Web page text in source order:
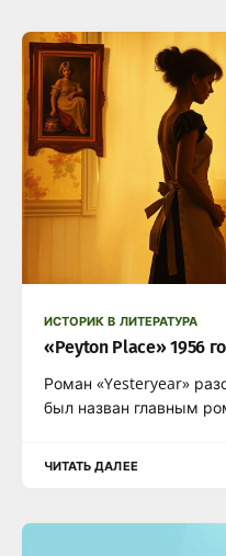
ИСТОРИК В ЛИТЕРАТУРА
«Peyton Place» 1956
Роман «Yesteryear»
был назван главным
ЧИТАТЬ ДАЛЕЕ